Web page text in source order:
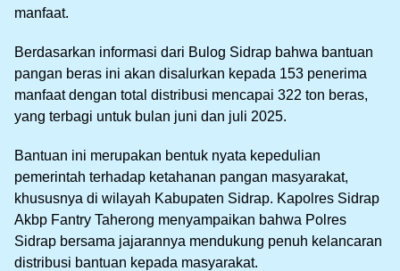
manfaat.
Berdasarkan informasi dari Bulog Sidrap bahwa bantuan
pangan beras ini akan disalurkan kepada 153 penerima
manfaat dengan total distribusi mencapai 322 ton beras,
yang terbagi untuk bulan juni dan juli 2025.
Bantuan ini merupakan bentuk nyata kepedulian
pemerintah terhadap ketahanan pangan masyarakat,
khususnya di wilayah Kabupaten Sidrap. Kapolres Sidrap
Akbp Fantry Taherong menyampaikan bahwa Polres
Sidrap bersama jajarannya mendukung penuh kelancaran
distribusi bantuan kepada masyarakat.